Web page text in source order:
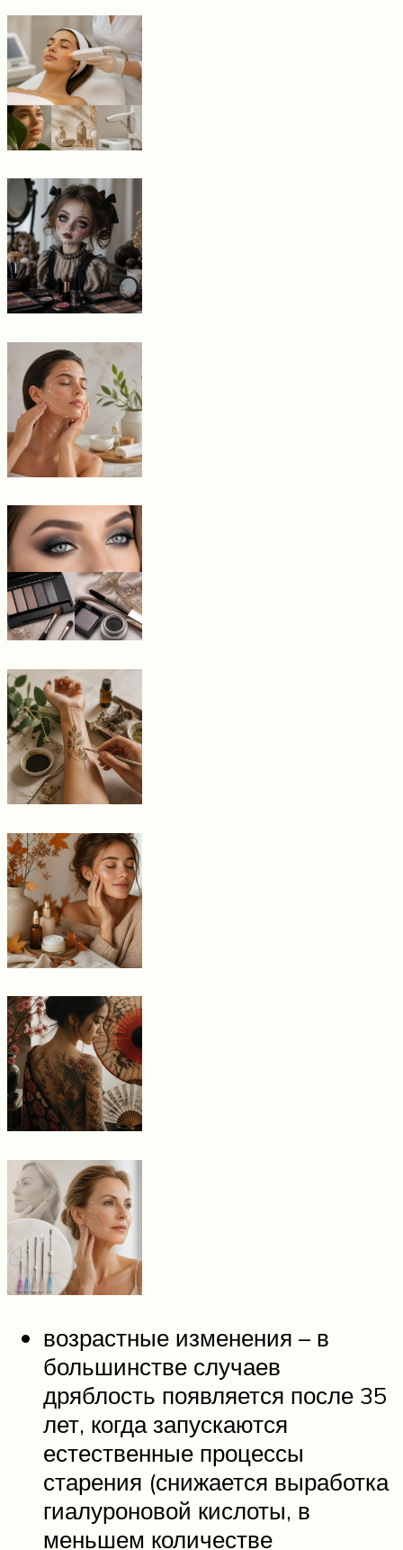
возрастные изменения – в
большинстве случаев
дряблость появляется после 35
лет, когда запускаются
естественные процессы
старения (снижается выработка
гиалуроновой кислоты, в
меньшем количестве